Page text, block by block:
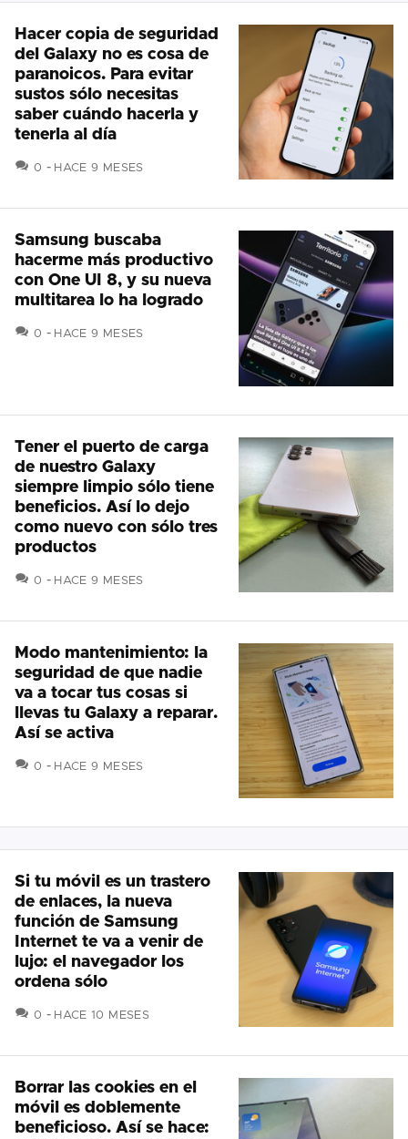
Hacer copia de seguridad
del Galaxy no es cosa de
paranoicos. Para evitar
sustos sólo necesitas
saber cuándo hacerla y
tenerla al día
0 COMENTARIOS
HACE 9 MESES
Samsung buscaba
hacerme más productivo
con One UI 8, y su nueva
multitarea lo ha logrado
0 COMENTARIOS
HACE 9 MESES
Tener el puerto de carga
de nuestro Galaxy
siempre limpio sólo tiene
beneficios. Así lo dejo
como nuevo con sólo tres
productos
0 COMENTARIOS
HACE 9 MESES
Modo mantenimiento: la
seguridad de que nadie
va a tocar tus cosas si
llevas tu Galaxy a reparar.
Así se activa
0 COMENTARIOS
HACE 9 MESES
Si tu móvil es un trastero
de enlaces, la nueva
función de Samsung
Internet te va a venir de
lujo: el navegador los
ordena sólo
0 COMENTARIOS
HACE 10 MESES
Borrar las cookies en el
móvil es doblemente
beneficioso. Así se hace: